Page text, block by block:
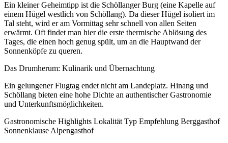
Ein kleiner Geheimtipp ist die Schöllanger Burg (eine Kapelle auf
einem Hügel westlich von Schöllang). Da dieser Hügel isoliert im
Tal steht, wird er am Vormittag sehr schnell von allen Seiten
erwärmt. Oft findet man hier die erste thermische Ablösung des
Tages, die einen hoch genug spült, um an die Hauptwand der
Sonnenköpfe zu queren.
Das Drumherum: Kulinarik und Übernachtung
Ein gelungener Flugtag endet nicht am Landeplatz. Hinang und
Schöllang bieten eine hohe Dichte an authentischer Gastronomie
und Unterkunftsmöglichkeiten.
Gastronomische Highlights Lokalität Typ Empfehlung Berggasthof
Sonnenklause Alpengasthof